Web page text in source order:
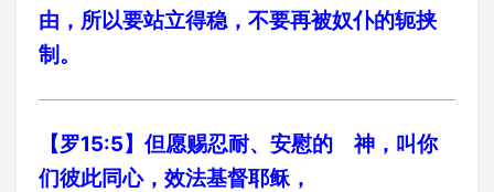
由，所以要站立得稳，不要再被奴仆的轭挟
制。
【罗15:5】但愿赐忍耐、安慰的 神，叫你
们彼此同心，效法基督耶稣，